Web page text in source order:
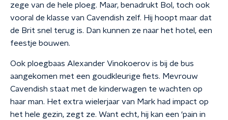
zege van de hele ploeg. Maar, benadrukt Bol, toch ook
vooral de klasse van Cavendish zelf. Hij hoopt maar dat
de Brit snel terug is. Dan kunnen ze naar het hotel, een
feestje bouwen.
Ook ploegbaas Alexander Vinokoerov is bij de bus
aangekomen met een goudkleurige fiets. Mevrouw
Cavendish staat met de kinderwagen te wachten op
haar man. Het extra wielerjaar van Mark had impact op
het hele gezin, zegt ze. Want echt, hij kan een ‘pain in